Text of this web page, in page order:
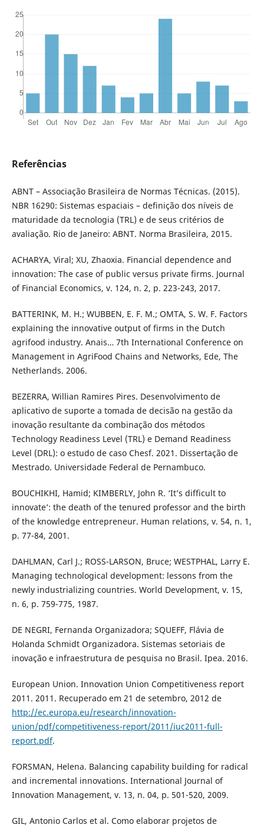
Referências
ABNT – Associação Brasileira de Normas Técnicas. (2015).
NBR 16290: Sistemas espaciais – definição dos níveis de
maturidade da tecnologia (TRL) e de seus critérios de
avaliação. Rio de Janeiro: ABNT. Norma Brasileira, 2015.
ACHARYA, Viral; XU, Zhaoxia. Financial dependence and
innovation: The case of public versus private firms. Journal
of Financial Economics, v. 124, n. 2, p. 223-243, 2017.
BATTERINK, M. H.; WUBBEN, E. F. M.; OMTA, S. W. F. Factors
explaining the innovative output of firms in the Dutch
agrifood industry. Anais… 7th International Conference on
Management in AgriFood Chains and Networks, Ede, The
Netherlands. 2006.
BEZERRA, Willian Ramires Pires. Desenvolvimento de
aplicativo de suporte a tomada de decisão na gestão da
inovação resultante da combinação dos métodos
Technology Readiness Level (TRL) e Demand Readiness
Level (DRL): o estudo de caso Chesf. 2021. Dissertação de
Mestrado. Universidade Federal de Pernambuco.
BOUCHIKHI, Hamid; KIMBERLY, John R. ‘It’s difficult to
innovate’: the death of the tenured professor and the birth
of the knowledge entrepreneur. Human relations, v. 54, n. 1,
p. 77-84, 2001.
DAHLMAN, Carl J.; ROSS-LARSON, Bruce; WESTPHAL, Larry E.
Managing technological development: lessons from the
newly industrializing countries. World Development, v. 15,
n. 6, p. 759-775, 1987.
DE NEGRI, Fernanda Organizadora; SQUEFF, Flávia de
Holanda Schmidt Organizadora. Sistemas setoriais de
inovação e infraestrutura de pesquisa no Brasil. Ipea. 2016.
European Union. Innovation Union Competitiveness report
2011. 2011. Recuperado em 21 de setembro, 2012 de
http://ec.europa.eu/research/innovation-
union/pdf/competitiveness-report/2011/iuc2011-full-
report.pdf.
FORSMAN, Helena. Balancing capability building for radical
and incremental innovations. International Journal of
Innovation Management, v. 13, n. 04, p. 501-520, 2009.
GIL, Antonio Carlos et al. Como elaborar projetos de